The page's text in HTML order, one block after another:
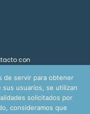
con
de servir para obtener
usuarios, se utilizan
solicitados por
consideramos que